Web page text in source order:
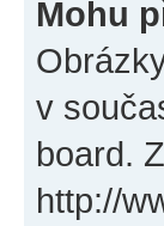
Mohu
v
board.
http://